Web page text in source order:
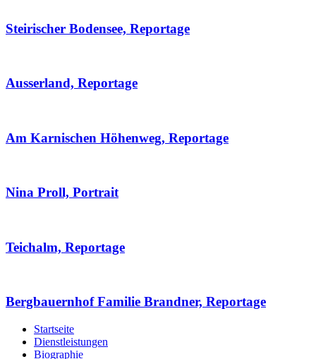
Steirischer Bodensee, Reportage
Ausserland, Reportage
Am Karnischen Höhenweg, Reportage
Nina Proll, Portrait
Teichalm, Reportage
Bergbauernhof Familie Brandner, Reportage
Startseite
Dienstleistungen
Biographie